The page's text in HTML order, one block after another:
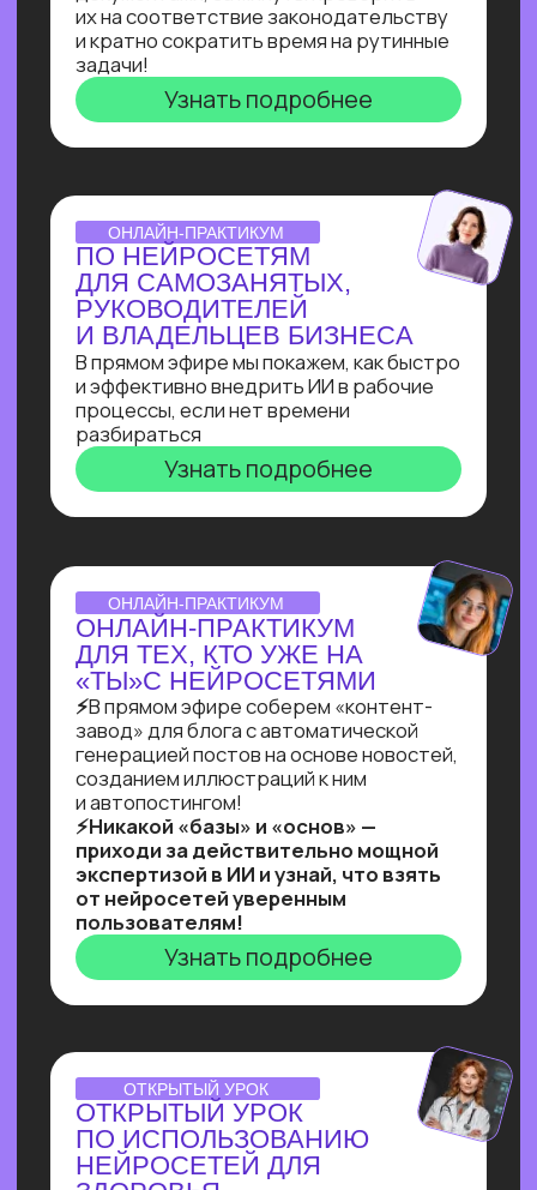
без единой строчки кода!
Узнать подробнее
ОТКРЫТАЯ ЛЕКЦИЯ
СВОЙ БИЗНЕС НА ИИ
реальное видение рынка ИИ
от эксперта по нейросетям Зерокодер
Кирилла Пшинника!
Узнать подробнее
ВЕБИНАР-ОБЗОР
ПРОФЕССИЯ ПРОМПТ-
ИНЖЕНЕР: КАК ХАЙП
ПРОШЛОГО ГОДА
ПРЕВРАТИЛСЯ В САМУЮ
ВОСТРЕБОВАННУЮ
СПЕЦИАЛИЗАЦИЮ В 2025?
Больше 2 лет наш карьерный центр
поделиться самыми свежими данными
Узнать подробнее
ОNLINE-ПРАКТИКУМ
ПО СОЗДАНИЮ ИИ-
АДМИНИСТРАТОРА
Собираем многофункционального ИИ-
администратора для салона красоты
за 60 минут!
Ты увидишь, как и с помощью чего
реализовывать такие решения,
и узнаешь, как найти 10+ заказчиков
на них даже без опыта работы!
Узнать подробнее